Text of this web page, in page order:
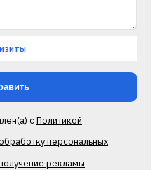
сПолитикой
персональных
рекламы